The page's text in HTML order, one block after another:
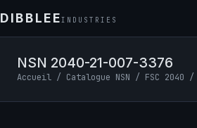
DIBBLEEINDUSTRIES
NSN 2040-21-007-3376
Accueil / Catalogue NSN / FSC 2040 /